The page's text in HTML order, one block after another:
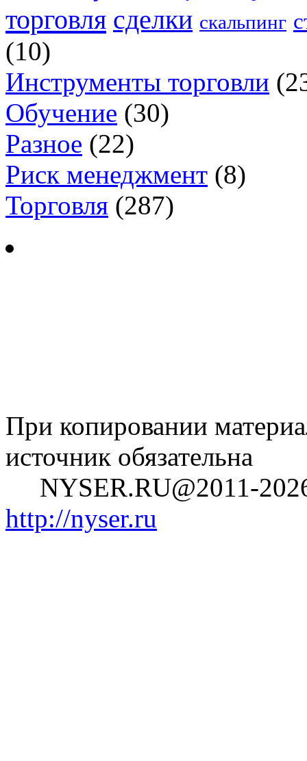
торговля сделки скальпинг
(10)
Инструменты торговли
Обучение (30)
Разное (22)
Риск менеджмент (8)
Торговля (287)
При копировании
источник обязательна
NYSER.RU@2011-
http://nyser.ru